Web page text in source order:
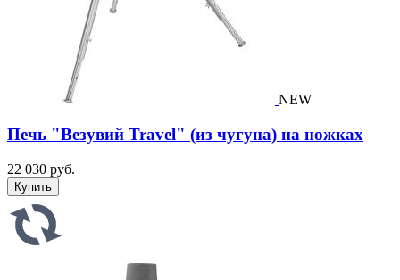
NEW
Печь "Везувий Travel" (из чугуна) на ножках
22 030 руб.